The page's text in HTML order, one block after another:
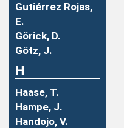
Gutiérrez Rojas,
E.
Görick, D.
Götz, J.
H
Haase, T.
Hampe, J.
Handojo, V.